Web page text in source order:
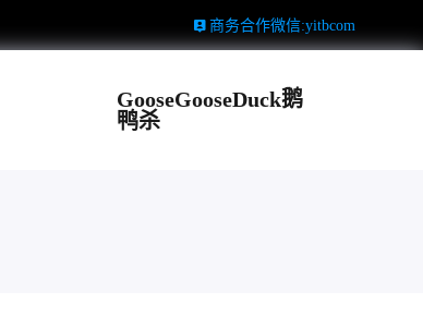
商务合作微信:yitbcom
GooseGooseDuck鹅
鸭杀